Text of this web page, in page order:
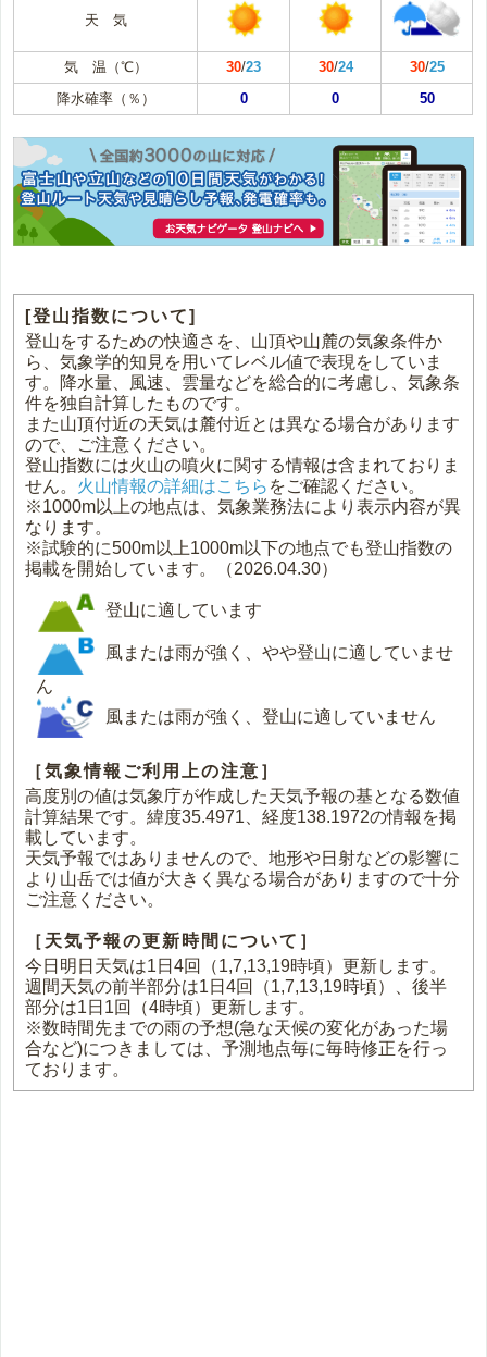
天 気
気 温（℃） 30/23 30/24 30/25
降水確率（％）
0 0 50
[登山指数について]
登山をするための快適さを、山頂や山麓の気象条件か
ら、気象学的知見を用いてレベル値で表現をしていま
す。降水量、風速、雲量などを総合的に考慮し、気象条
件を独自計算したものです。
また山頂付近の天気は麓付近とは異なる場合があります
ので、ご注意ください。
登山指数には火山の噴火に関する情報は含まれておりま
せん。 火山情報の詳細はこちら をご確認ください。
※1000m以上の地点は、気象業務法により表示内容が異
なります。
※試験的に500m以上1000m以下の地点でも登山指数の
掲載を開始しています。（2026.04.30）
登山に適しています
風または雨が強く、やや登山に適していませ
ん
風または雨が強く、登山に適していません
［気象情報ご利用上の注意］
高度別の値は気象庁が作成した天気予報の基となる数値
計算結果です。緯度35.4971、経度138.1972の情報を掲
載しています。
天気予報ではありませんので、地形や日射などの影響に
より山岳では値が大きく異なる場合がありますので十分
ご注意ください。
［天気予報の更新時間について］
今日明日天気は1日4回（1,7,13,19時頃）更新します。
週間天気の前半部分は1日4回（1,7,13,19時頃）、後半
部分は1日1回（4時頃）更新します。
※数時間先までの雨の予想(急な天候の変化があった場
合など)につきましては、予測地点毎に毎時修正を行っ
ております。